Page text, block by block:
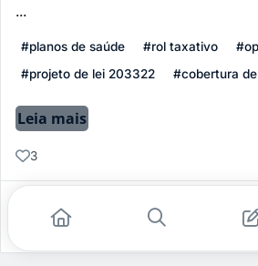
...
#planos de saúde #rol taxativo
#projeto de lei 203322
#cobertura
Leia mais
3
Gostei Comentar